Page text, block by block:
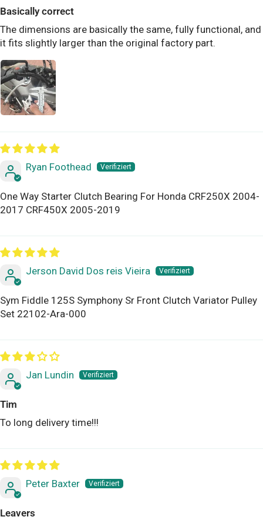
Basically correct
The dimensions are basically the same, fully functional, and
it fits slightly larger than the original factory part.
Ryan Foothead
One Way Starter Clutch Bearing For Honda CRF250X 2004-
2017 CRF450X 2005-2019
Jerson David Dos reis Vieira
Sym Fiddle 125S Symphony Sr Front Clutch Variator Pulley
Set 22102-Ara-000
Jan Lundin
Tim
To long delivery time!!!
Peter Baxter
Leavers